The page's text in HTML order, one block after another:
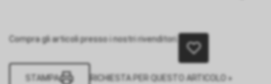
Compra gli articoli presso i nostri rivenditori.
STAMPA RICHIESTA PER QUESTO ARTICOLO »